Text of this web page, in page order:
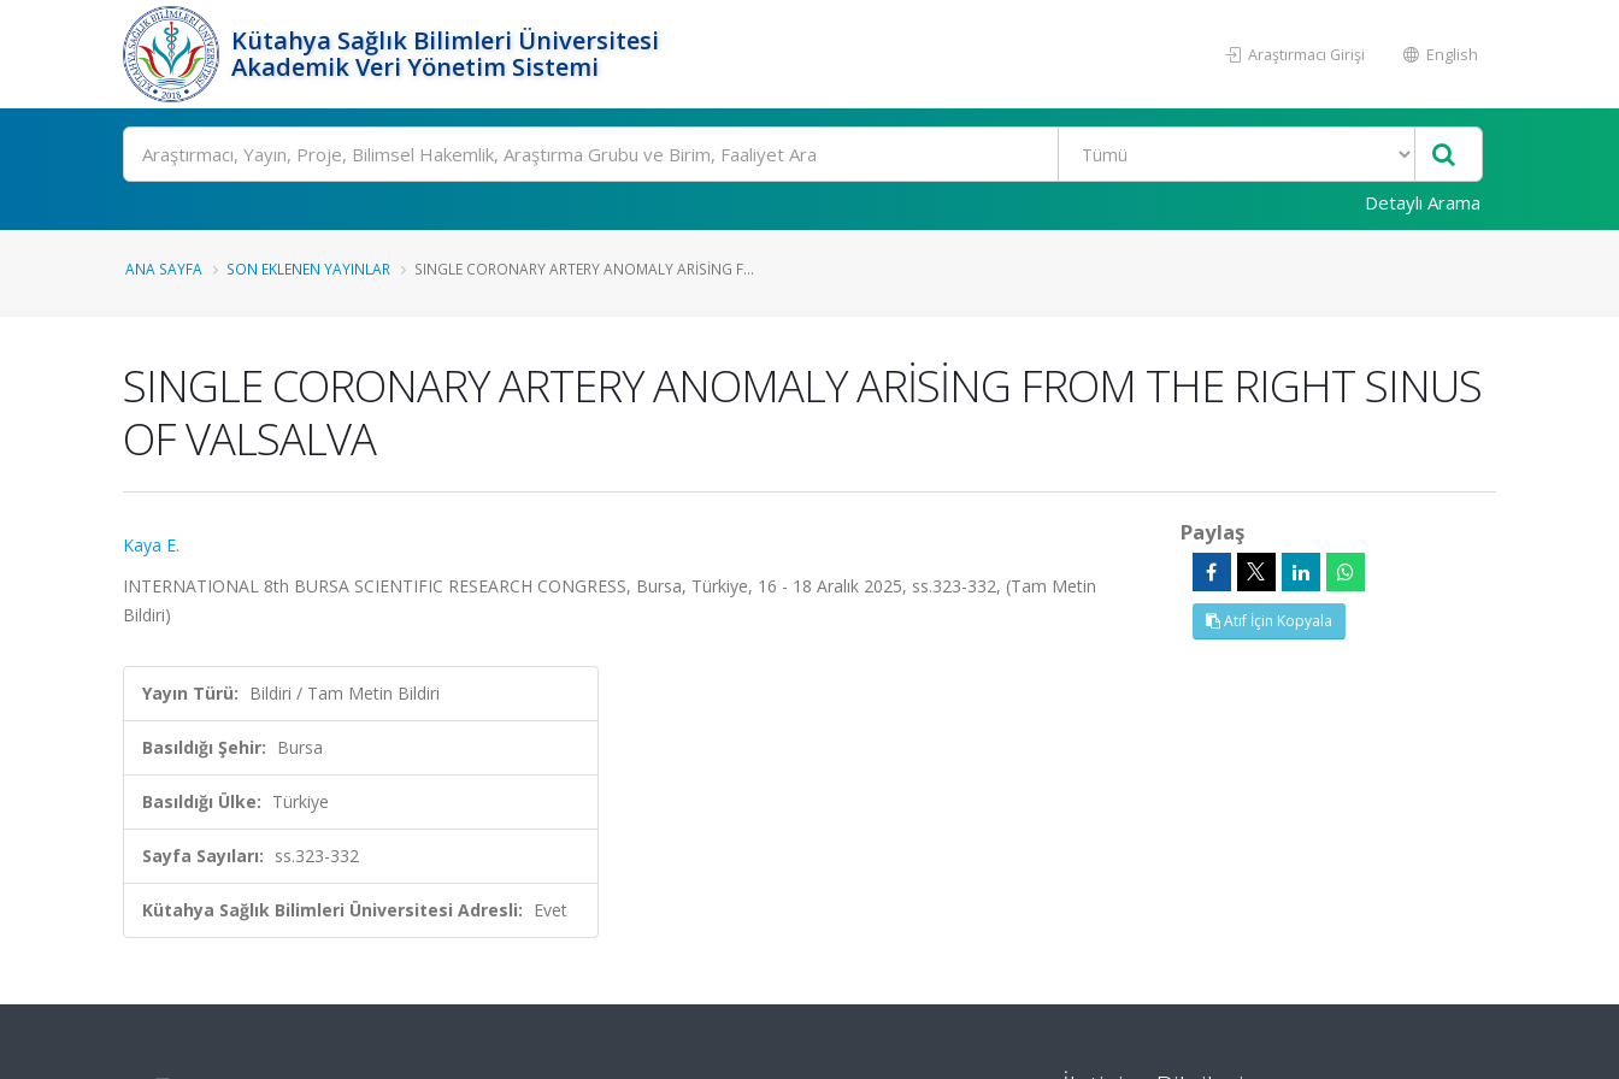
Kütahya Sağlık Bilimleri Üniversitesi
Akademik Veri Yönetim Sistemi
Araştırmacı Girişi English
Ara
Detaylı Arama
ANA SAYFA SON EKLENEN YAYINLAR SINGLE CORONARY ARTERY ANOMALY ARİSİNG F...
SINGLE CORONARY ARTERY ANOMALY ARİSİNG FROM THE RIGHT SINUS
OF VALSALVA
Kaya E.
INTERNATIONAL 8th BURSA SCIENTIFIC RESEARCH CONGRESS, Bursa, Türkiye, 16 - 18 Aralık 2025, ss.323-332, (Tam Metin
Bildiri)
Yayın Türü: Bildiri / Tam Metin Bildiri
Basıldığı Şehir: Bursa
Basıldığı Ülke: Türkiye
Sayfa Sayıları: ss.323-332
Kütahya Sağlık Bilimleri Üniversitesi Adresli: Evet
Paylaş
Atıf İçin Kopyala